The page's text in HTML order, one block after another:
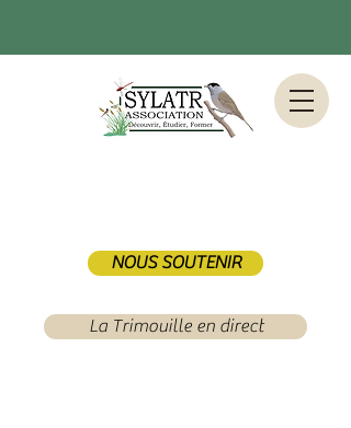
NOUS SOUTENIR
La Trimouille en direct